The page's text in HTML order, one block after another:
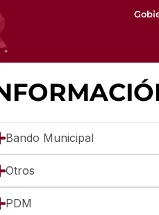
Bando Municipal
Otros
PDM